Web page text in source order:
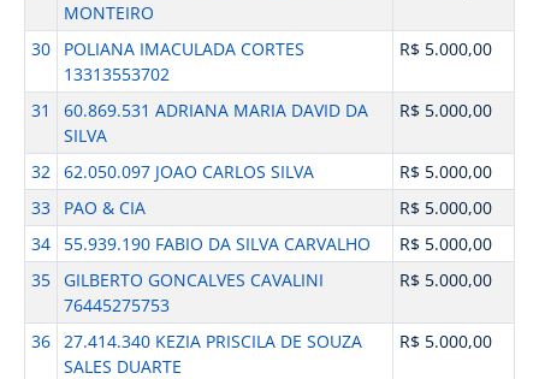
MONTEIRO
30
POLIANA IMACULADA CORTES
13313553702
R$ 5.000,00
31
60.869.531 ADRIANA MARIA DAVID DA
SILVA
R$ 5.000,00
32 62.050.097 JOAO CARLOS SILVA
R$ 5.000,00
33
PAO & CIA
R$ 5.000,00
34
55.939.190 FABIO DA SILVA CARVALHO
R$ 5.000,00
35
GILBERTO GONCALVES CAVALINI
76445275753
R$ 5.000,00
36 27.414.340 KEZIA PRISCILA DE SOUZA
SALES DUARTE
R$ 5.000,00